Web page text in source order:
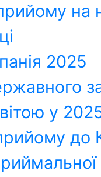
на
2025
у